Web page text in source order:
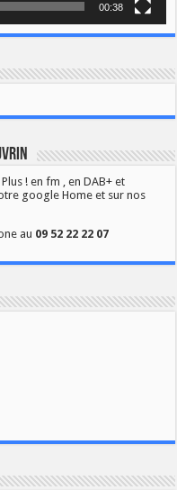
00:38
! en fm , en DAB+ et
google Home et sur nos
au 09 52 22 22 07